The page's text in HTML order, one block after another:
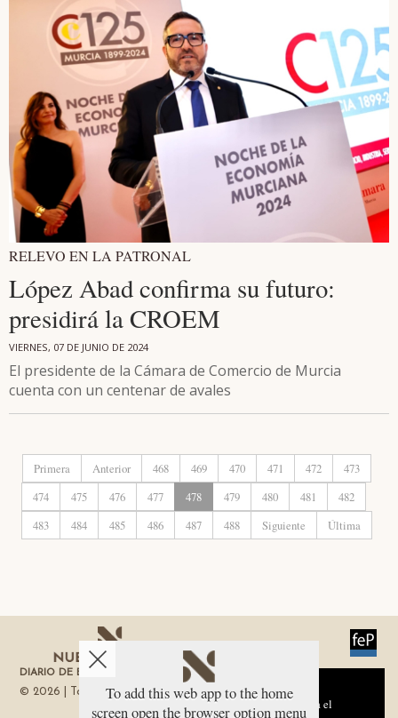
RELEVO EN LA PATRONAL
López Abad confirma su futuro:
presidirá la CROEM
VIERNES, 07 DE JUNIO DE 2024
El presidente de la Cámara de Comercio de Murcia
cuenta con un centenar de avales
Primera Anterior 468 469 470 471 472
473
474
475 476 477 478 479 480 481
482
483
484 485 486 487 488 Siguiente Última
DIARIO DE ECONOMÍA DE LA REGIÓN DE MURCIA
© 2026 | Todos los derechos reservados
Aviso sobre el Uso de cookies:
Utilizamos cookies nuestras y de terceros para el
To add this web app to the home
screen open the browser option menu